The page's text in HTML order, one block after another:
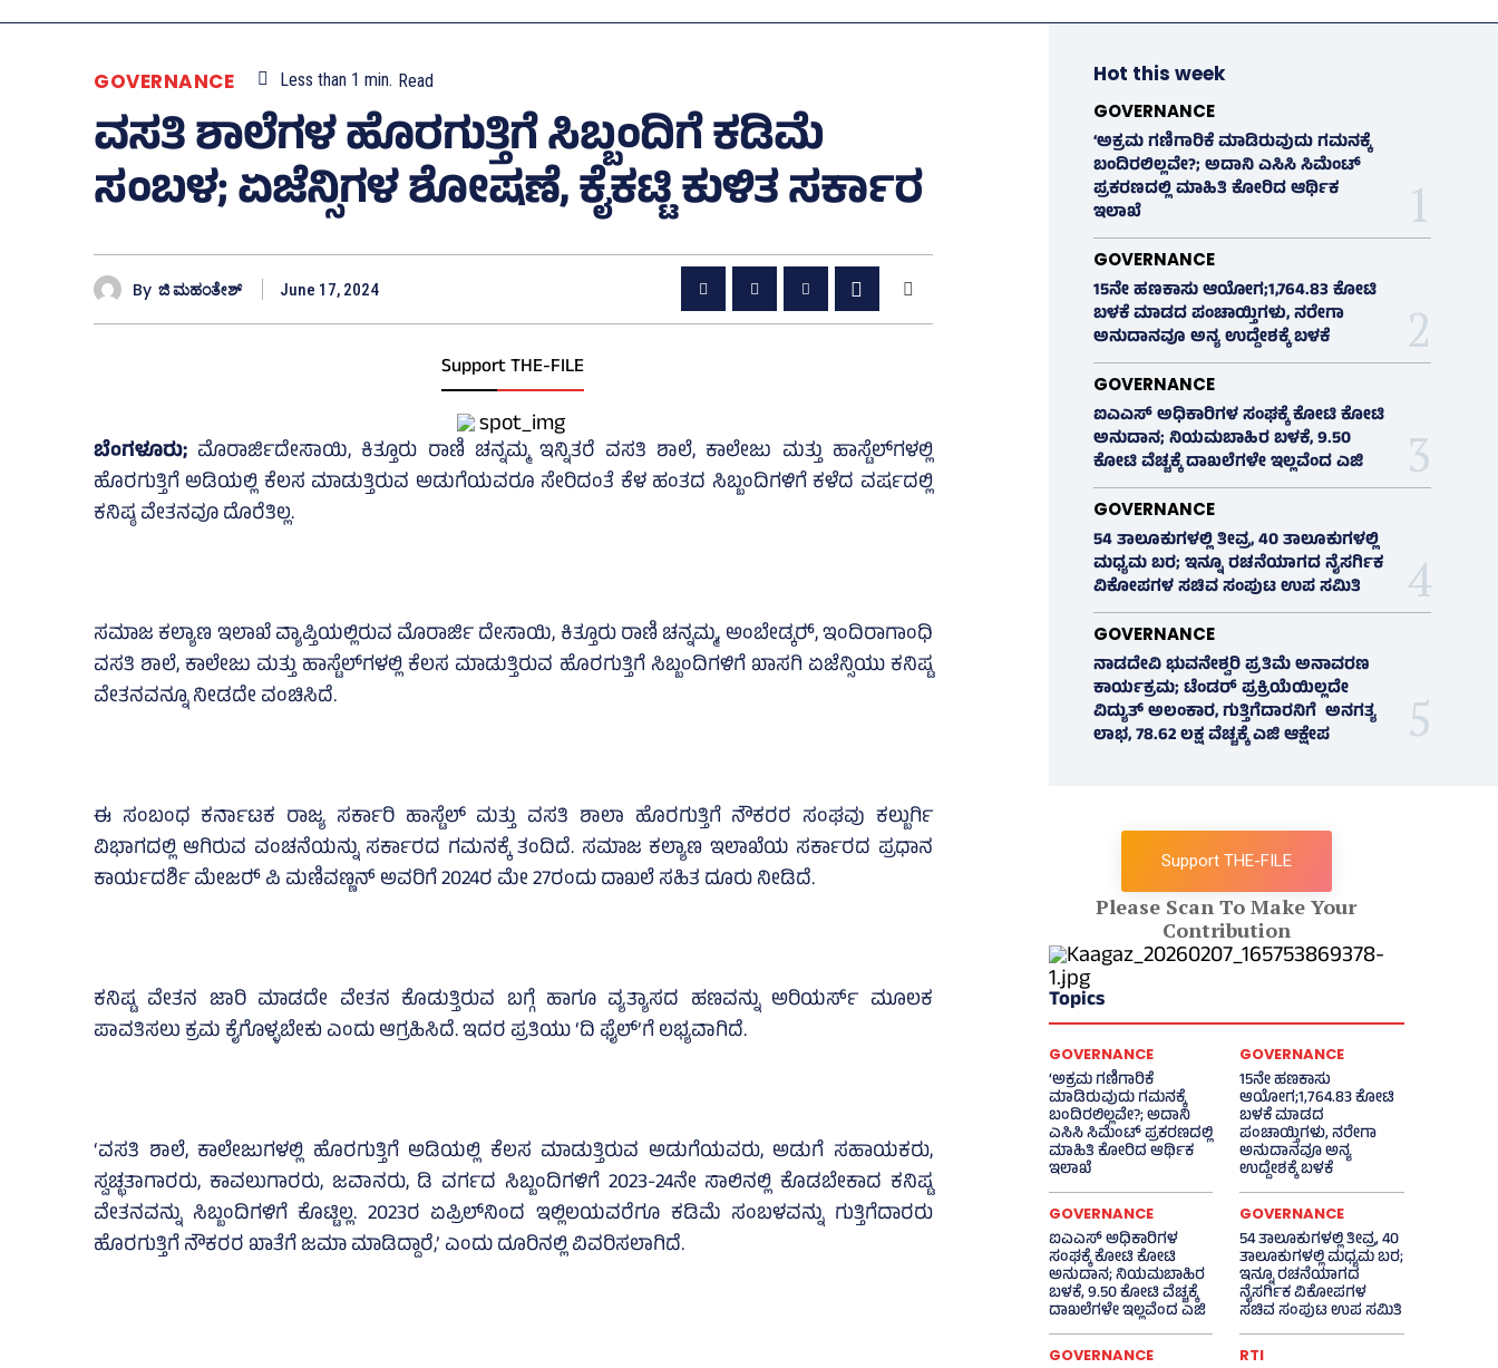
GOVERNANCE Less than 1 min. Read
ವಸತಿ ಶಾಲೆಗಳ ಹೊರಗುತ್ತಿಗೆ ಸಿಬ್ಬಂದಿಗೆ ಕಡಿಮೆ
ಸಂಬಳ; ಏಜೆನ್ಸಿಗಳ ಶೋಷಣೆ, ಕೈಕಟ್ಟಿ ಕುಳಿತ ಸರ್ಕಾರ
By ಜಿ ಮಹಂತೇಶ್ June 17, 2024
Support THE-FILE
ಬೆಂಗಳೂರು; ಮೊರಾರ್ಜಿದೇಸಾಯಿ, ಕಿತ್ತೂರು ರಾಣಿ ಚನ್ನಮ್ಮ ಇನ್ನಿತರೆ ವಸತಿ ಶಾಲೆ, ಕಾಲೇಜು ಮತ್ತು ಹಾಸ್ಟೆಲ್‌ಗಳಲ್ಲಿ
ಹೊರಗುತ್ತಿಗೆ ಅಡಿಯಲ್ಲಿ ಕೆಲಸ ಮಾಡುತ್ತಿರುವ ಅಡುಗೆಯವರೂ ಸೇರಿದಂತೆ ಕೆಳ ಹಂತದ ಸಿಬ್ಬಂದಿಗಳಿಗೆ ಕಳೆದ ವರ್ಷದಲ್ಲಿ
ಕನಿಷ್ಠ ವೇತನವೂ ದೊರೆತಿಲ್ಲ.
ಸಮಾಜ ಕಲ್ಯಾಣ ಇಲಾಖೆ ವ್ಯಾಪ್ತಿಯಲ್ಲಿರುವ ಮೊರಾರ್ಜಿ ದೇಸಾಯಿ, ಕಿತ್ತೂರು ರಾಣಿ ಚನ್ನಮ್ಮ, ಅಂಬೇಡ್ಕರ್‍‌, ಇಂದಿರಾಗಾಂಧಿ
ವಸತಿ ಶಾಲೆ, ಕಾಲೇಜು ಮತ್ತು ಹಾಸ್ಟೆಲ್‌ಗಳಲ್ಲಿ ಕೆಲಸ ಮಾಡುತ್ತಿರುವ ಹೊರಗುತ್ತಿಗೆ ಸಿಬ್ಬಂದಿಗಳಿಗೆ ಖಾಸಗಿ ಏಜೆನ್ಸಿಯು ಕನಿಷ್ಟ
ವೇತನವನ್ನೂ ನೀಡದೇ ವಂಚಿಸಿದೆ.
ಈ ಸಂಬಂಧ ಕರ್ನಾಟಕ ರಾಜ್ಯ ಸರ್ಕಾರಿ ಹಾಸ್ಟೆಲ್‌ ಮತ್ತು ವಸತಿ ಶಾಲಾ ಹೊರಗುತ್ತಿಗೆ ನೌಕರರ ಸಂಘವು ಕಲ್ಬುರ್ಗಿ
ವಿಭಾಗದಲ್ಲಿ ಆಗಿರುವ ವಂಚನೆಯನ್ನು ಸರ್ಕಾರದ ಗಮನಕ್ಕೆ ತಂದಿದೆ. ಸಮಾಜ ಕಲ್ಯಾಣ ಇಲಾಖೆಯ ಸರ್ಕಾರದ ಪ್ರಧಾನ
ಕಾರ್ಯದರ್ಶಿ ಮೇಜರ್‍‌ ಪಿ ಮಣಿವಣ್ಣನ್‌ ಅವರಿಗೆ 2024ರ ಮೇ 27ರಂದು ದಾಖಲೆ ಸಹಿತ ದೂರು ನೀಡಿದೆ.
ಕನಿಷ್ಟ ವೇತನ ಜಾರಿ ಮಾಡದೇ ವೇತನ ಕೊಡುತ್ತಿರುವ ಬಗ್ಗೆ ಹಾಗೂ ವ್ಯತ್ಯಾಸದ ಹಣವನ್ನು ಅರಿಯರ್ಸ್‌ ಮೂಲಕ
ಪಾವತಿಸಲು ಕ್ರಮ ಕೈಗೊಳ್ಳಬೇಕು ಎಂದು ಆಗ್ರಹಿಸಿದೆ. ಇದರ ಪ್ರತಿಯು ‘ದಿ ಫೈಲ್‌’ಗೆ ಲಭ್ಯವಾಗಿದೆ.
‘ವಸತಿ ಶಾಲೆ, ಕಾಲೇಜುಗಳಲ್ಲಿ ಹೊರಗುತ್ತಿಗೆ ಅಡಿಯಲ್ಲಿ ಕೆಲಸ ಮಾಡುತ್ತಿರುವ ಅಡುಗೆಯವರು, ಅಡುಗೆ ಸಹಾಯಕರು,
ಸ್ವಚ್ಛತಾಗಾರರು, ಕಾವಲುಗಾರರು, ಜವಾನರು, ಡಿ ವರ್ಗದ ಸಿಬ್ಬಂದಿಗಳಿಗೆ 2023-24ನೇ ಸಾಲಿನಲ್ಲಿ ಕೊಡಬೇಕಾದ ಕನಿಷ್ಟ
ವೇತನವನ್ನು ಸಿಬ್ಬಂದಿಗಳಿಗೆ ಕೊಟ್ಟಿಲ್ಲ. 2023ರ ಏಪ್ರಿಲ್‌ನಿಂದ ಇಲ್ಲಿಲಯವರೆಗೂ ಕಡಿಮೆ ಸಂಬಳವನ್ನು ಗುತ್ತಿಗೆದಾರರು
ಹೊರಗುತ್ತಿಗೆ ನೌಕರರ ಖಾತೆಗೆ ಜಮಾ ಮಾಡಿದ್ದಾರೆ,’ ಎಂದು ದೂರಿನಲ್ಲಿ ವಿವರಿಸಲಾಗಿದೆ.
Hot this week
GOVERNANCE
‘ಅಕ್ರಮ ಗಣಿಗಾರಿಕೆ ಮಾಡಿರುವುದು ಗಮನಕ್ಕೆ
ಬಂದಿರಲಿಲ್ಲವೇ?; ಅದಾನಿ ಎಸಿಸಿ ಸಿಮೆಂಟ್
ಪ್ರಕರಣದಲ್ಲಿ ಮಾಹಿತಿ ಕೋರಿದ ಆರ್ಥಿಕ
ಇಲಾಖೆ
GOVERNANCE
15ನೇ ಹಣಕಾಸು ಆಯೋಗ;1,764.83 ಕೋಟಿ
ಬಳಕೆ ಮಾಡದ ಪಂಚಾಯ್ತಿಗಳು, ನರೇಗಾ
ಅನುದಾನವೂ ಅನ್ಯ ಉದ್ದೇಶಕ್ಕೆ ಬಳಕೆ
GOVERNANCE
ಐಎಎಸ್‌ ಅಧಿಕಾರಿಗಳ ಸಂಘಕ್ಕೆ ಕೋಟಿ ಕೋಟಿ
ಅನುದಾನ; ನಿಯಮಬಾಹಿರ ಬಳಕೆ, 9.50
ಕೋಟಿ ವೆಚ್ಚಕ್ಕೆ ದಾಖಲೆಗಳೇ ಇಲ್ಲವೆಂದ ಎಜಿ
GOVERNANCE
54 ತಾಲೂಕುಗಳಲ್ಲಿ ತೀವ್ರ, 40 ತಾಲೂಕುಗಳಲ್ಲಿ
ಮಧ್ಯಮ ಬರ; ಇನ್ನೂ ರಚನೆಯಾಗದ ನೈಸರ್ಗಿಕ
ವಿಕೋಪಗಳ ಸಚಿವ ಸಂಪುಟ ಉಪ ಸಮಿತಿ
GOVERNANCE
ನಾಡದೇವಿ ಭುವನೇಶ್ವರಿ ಪ್ರತಿಮೆ ಅನಾವರಣ
ಕಾರ್ಯಕ್ರಮ; ಟೆಂಡರ್ ಪ್ರಕ್ರಿಯೆಯಿಲ್ಲದೇ
ವಿದ್ಯುತ್‌ ಅಲಂಕಾರ, ಗುತ್ತಿಗೆದಾರನಿಗೆ ಅನಗತ್ಯ
ಲಾಭ, 78.62 ಲಕ್ಷ ವೆಚ್ಚಕ್ಕೆ ಎಜಿ ಆಕ್ಷೇಪ
Support THE-FILE
Please Scan To Make Your
Contribution
Topics
GOVERNANCE
‘ಅಕ್ರಮ ಗಣಿಗಾರಿಕೆ
ಮಾಡಿರುವುದು ಗಮನಕ್ಕೆ
ಬಂದಿರಲಿಲ್ಲವೇ?; ಅದಾನಿ
ಎಸಿಸಿ ಸಿಮೆಂಟ್ ಪ್ರಕರಣದಲ್ಲಿ
ಮಾಹಿತಿ ಕೋರಿದ ಆರ್ಥಿಕ
ಇಲಾಖೆ
GOVERNANCE
15ನೇ ಹಣಕಾಸು
ಆಯೋಗ;1,764.83 ಕೋಟಿ
ಬಳಕೆ ಮಾಡದ
ಪಂಚಾಯ್ತಿಗಳು, ನರೇಗಾ
ಅನುದಾನವೂ ಅನ್ಯ
ಉದ್ದೇಶಕ್ಕೆ ಬಳಕೆ
GOVERNANCE
ಐಎಎಸ್‌ ಅಧಿಕಾರಿಗಳ
ಸಂಘಕ್ಕೆ ಕೋಟಿ ಕೋಟಿ
ಅನುದಾನ; ನಿಯಮಬಾಹಿರ
ಬಳಕೆ, 9.50 ಕೋಟಿ ವೆಚ್ಚಕ್ಕೆ
ದಾಖಲೆಗಳೇ ಇಲ್ಲವೆಂದ ಎಜಿ
GOVERNANCE
54 ತಾಲೂಕುಗಳಲ್ಲಿ ತೀವ್ರ, 40
ತಾಲೂಕುಗಳಲ್ಲಿ ಮಧ್ಯಮ ಬರ;
ಇನ್ನೂ ರಚನೆಯಾಗದ
ನೈಸರ್ಗಿಕ ವಿಕೋಪಗಳ
ಸಚಿವ ಸಂಪುಟ ಉಪ ಸಮಿತಿ
GOVERNANCE RTI